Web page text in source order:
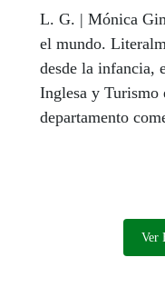
L. G. | Mónica
el mundo.
desde la infancia,
Inglesa y Turismo
departamento
nuevo de
un reto que
Ver